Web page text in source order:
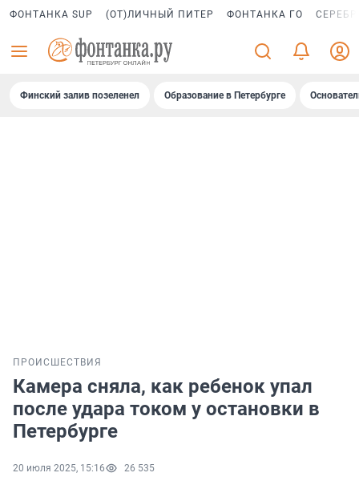
ФОНТАНКА SUP (ОТ)ЛИЧНЫЙ ПИТЕР ФОНТАНКА ГО
Финский залив позеленел Образование в Петербурге
ПРОИСШЕСТВИЯ
Камера сняла, как ребенок упал
после удара током у остановки в
Петербурге
20 июля 2025, 15:16 26 535